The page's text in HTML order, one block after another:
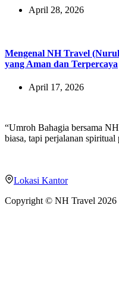
April 28, 2026
Mengenal NH Travel
yang Aman dan Terpercaya
April 17, 2026
“Umroh Bahagia bersama
biasa, tapi perjalanan spiritual
Lokasi Kantor
Copyright © NH Travel 2026